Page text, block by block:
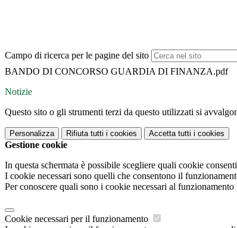
Campo di ricerca per le pagine del sito
BANDO DI CONCORSO GUARDIA DI FINANZA.pdf
Notizie
Questo sito o gli strumenti terzi da questo utilizzati si
Personalizza Rifiuta tutti i cookies Accetta tutti i cookies
Gestione cookie
In questa schermata è possibile scegliere quali cookie
I cookie necessari sono quelli che consentono il
Per conoscere quali sono i cookie necessari al funzionamento
Cookie necessari per il funzionamento